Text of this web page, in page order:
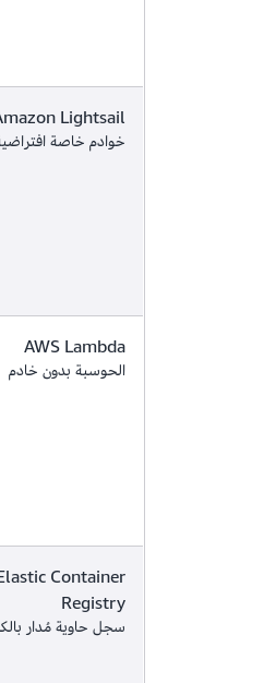
Lightsail
خوادم خاصة
AWS Lambda
الحوسبة بدون خادم
Container
Registry
سجل حاوية مُدار